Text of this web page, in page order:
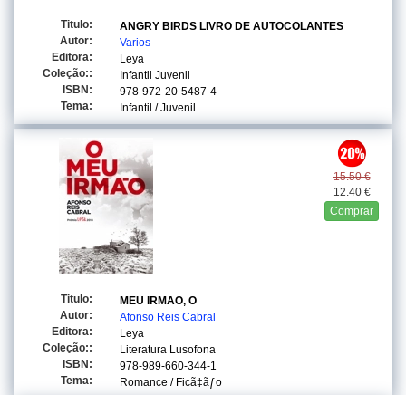
Titulo:
ANGRY BIRDS LIVRO DE AUTOCOLANTES
Autor:
Varios
Editora:
Leya
Coleção::
Infantil Juvenil
ISBN:
978-972-20-5487-4
Tema:
Infantil / Juvenil
15.50 €
12.40 €
Comprar
Titulo:
MEU IRMAO, O
Autor:
Afonso Reis Cabral
Editora:
Leya
Coleção::
Literatura Lusofona
ISBN:
978-989-660-344-1
Tema:
Romance / Ficã‡ãƒo